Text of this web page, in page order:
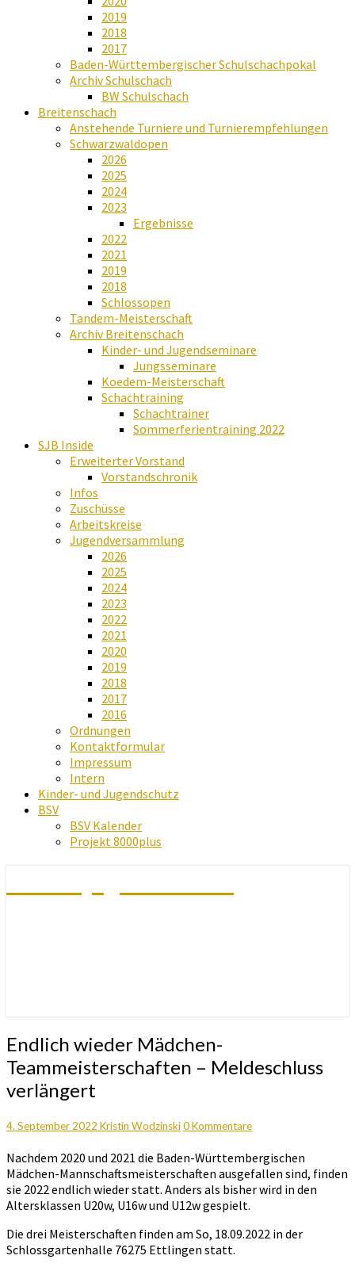
2019
2018
2017
Baden-Württembergischer Schulschachpokal
Archiv Schulschach
BW Schulschach
Breitenschach
Anstehende Turniere und Turnierempfehlungen
Schwarzwaldopen
2026
2025
2024
2023
Ergebnisse
2022
2021
2019
2018
Schlossopen
Tandem-Meisterschaft
Archiv Breitenschach
Kinder- und Jugendseminare
Jungsseminare
Koedem-Meisterschaft
Schachtraining
Schachtrainer
Sommerferientraining 2022
SJB Inside
Erweiterter Vorstand
Vorstandschronik
Infos
Zuschüsse
Arbeitskreise
Jugendversammlung
2026
2025
2024
2023
2022
2021
2020
2019
2018
2017
2016
Ordnungen
Kontaktformular
Impressum
Intern
Kinder- und Jugendschutz
BSV
BSV Kalender
Projekt 8000plus
Endlich
wieder
Mädchen-
Teammeisterschaften
Meldeschluss
verlängert
Endlich wieder Mädchen-
Teammeisterschaften – Meldeschluss
verlängert
4. September 2022 Kristin WodzinskiKommentare
0 Kommentare
Nachdem 2020 und 2021 die Baden-Württembergischen
Mädchen-Mannschaftsmeisterschaften ausgefallen sind, finden
sie 2022 endlich wieder statt. Anders als bisher wird in den
Altersklassen U20w, U16w und U12w gespielt.
Die drei Meisterschaften finden am So, 18.09.2022 in der
Schlossgartenhalle 76275 Ettlingen statt.